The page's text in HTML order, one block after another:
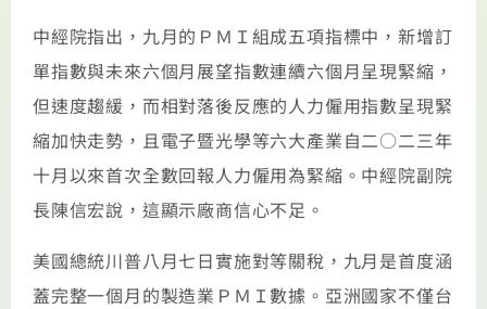
中經院指出，九月的ＰＭＩ組成五項指標中，新增訂
單指數與未來六個月展望指數連續六個月呈現緊縮，
但速度趨緩，而相對落後反應的人力僱用指數呈現緊
縮加快走勢，且電子暨光學等六大產業自二○二三年
十月以來首次全數回報人力僱用為緊縮。中經院副院
長陳信宏說，這顯示廠商信心不足。
美國總統川普八月七日實施對等關稅，九月是首度涵
蓋完整一個月的製造業ＰＭＩ數據。亞洲國家不僅台